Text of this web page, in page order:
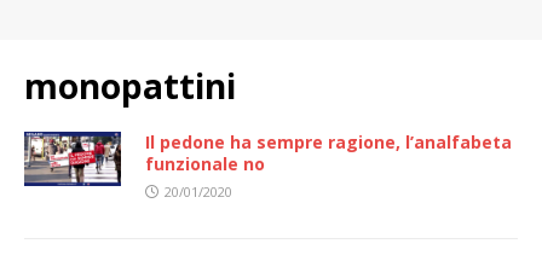
monopattini
Il pedone ha sempre ragione, l’analfabeta
funzionale no
20/01/2020